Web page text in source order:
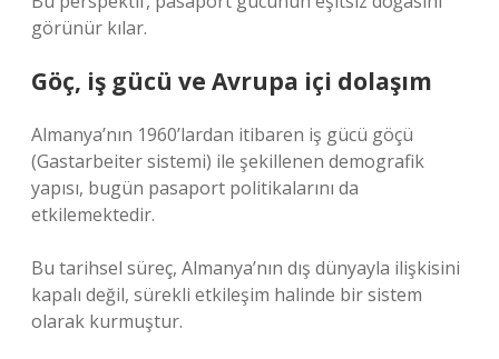
görünür kılar.
Göç, iş gücü ve Avrupa içi dolaşım
Almanya’nın 1960’lardan itibaren iş gücü göçü
(Gastarbeiter sistemi) ile şekillenen demografik
yapısı, bugün pasaport politikalarını da
etkilemektedir.
Bu tarihsel süreç, Almanya’nın dış dünyayla ilişkisini
kapalı değil, sürekli etkileşim halinde bir sistem
olarak kurmuştur.